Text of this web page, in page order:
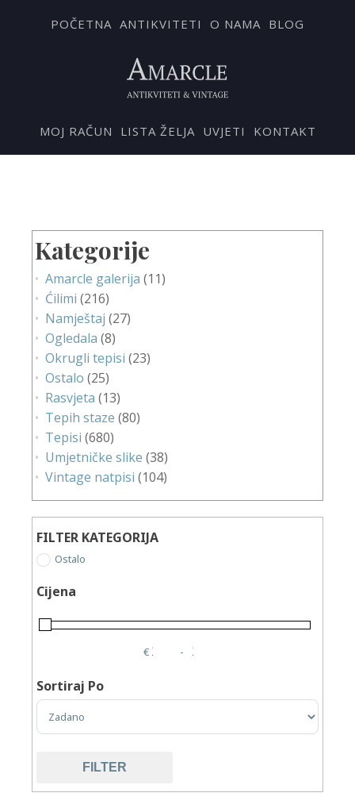
POČETNA ANTIKVITETI O NAMA BLOG
MOJ RAČUN LISTA ŽELJA UVJETI KONTAKT
Kategorije
Amarcle galerija (11)
Ćilimi (216)
Namještaj (27)
Ogledala (8)
Okrugli tepisi (23)
Ostalo (25)
Rasvjeta (13)
Tepih staze (80)
Tepisi (680)
Umjetničke slike (38)
Vintage natpisi (104)
FILTER KATEGORIJA
Ostalo
Cijena
€
Minimum Price
-
Maximum Price
Sortiraj Po
Sort Products
FILTER